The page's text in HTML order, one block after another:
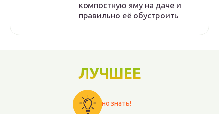
компостную яму на даче и
правильно её обустроить
ЛУЧШЕЕ
Важно знать!